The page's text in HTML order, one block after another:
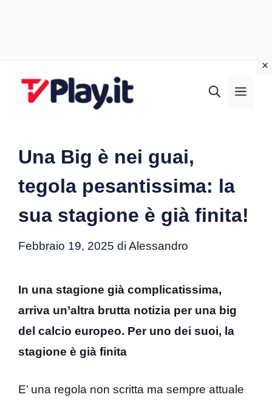
Una Big è nei guai,
tegola pesantissima: la
sua stagione è già finita!
Febbraio 19, 2025 di Alessandro
In una stagione già complicatissima,
arriva un’altra brutta notizia per una big
del calcio europeo. Per uno dei suoi, la
stagione è già finita
E’ una regola non scritta ma sempre attuale